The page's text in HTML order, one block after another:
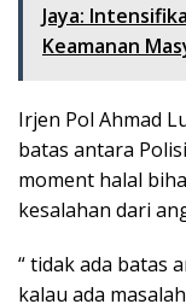
Jaya:
Keamanan
Irjen Pol Ahmad
batas antara
moment halal
kesalahan dari
“ tidak ada batas
kalau ada